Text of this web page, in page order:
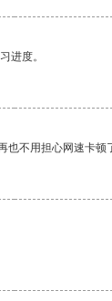
进度。
不用担心网速卡顿